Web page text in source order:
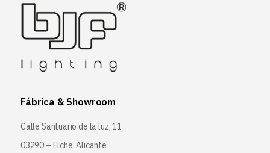
Fábrica & Showroom
Calle Santuario de la luz, 11
03290 – Elche, Alicante